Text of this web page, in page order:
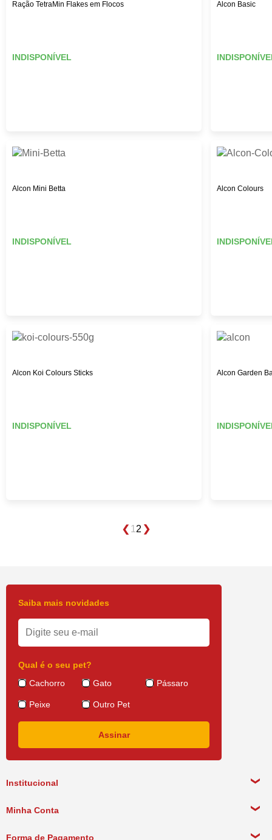
Ração TetraMin Flakes em Flocos
INDISPONÍVEL
Alcon Basic
Alcon Mini Betta
INDISPONÍVEL
Alcon Colours
Alcon Koi Colours Sticks
INDISPONÍVEL
Alcon Garden
1 2
Institucional
Minha Conta
Forma de Pagamento
Saiba mais novidades
Qual é o seu pet?
Cachorro
Gato Pássaro
Peixe Outro Pet